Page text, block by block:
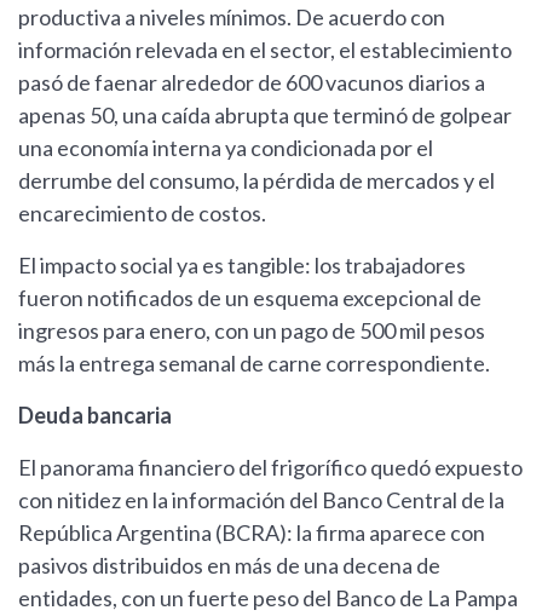
productiva a niveles mínimos. De acuerdo con
información relevada en el sector, el establecimiento
pasó de faenar alrededor de 600 vacunos diarios a
apenas 50, una caída abrupta que terminó de golpear
una economía interna ya condicionada por el
derrumbe del consumo, la pérdida de mercados y el
encarecimiento de costos.
El impacto social ya es tangible: los trabajadores
fueron notificados de un esquema excepcional de
ingresos para enero, con un pago de 500 mil pesos
más la entrega semanal de carne correspondiente.
Deuda bancaria
El panorama financiero del frigorífico quedó expuesto
con nitidez en la información del Banco Central de la
República Argentina (BCRA): la firma aparece con
pasivos distribuidos en más de una decena de
entidades, con un fuerte peso del Banco de La Pampa